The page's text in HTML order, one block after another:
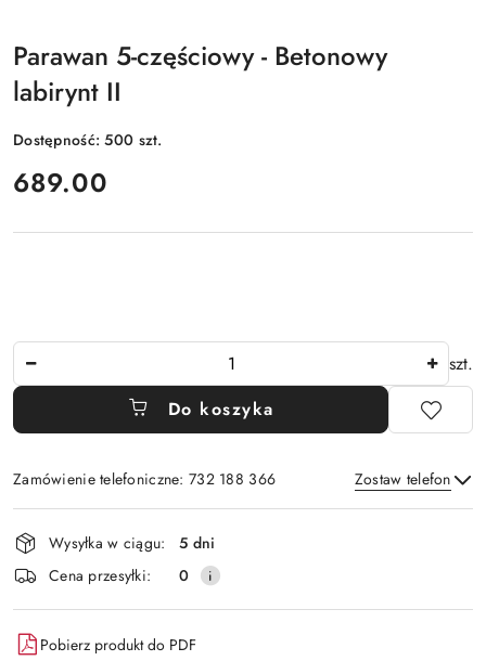
Parawan 5-częściowy - Betonowy
labirynt II
Dostępność:500 szt.
cena:
689.00
szt.
Do koszyka
Zamówienie telefoniczne: 732 188 366 Zostaw telefon
Wyślij
Dostępność
i
dostawa
Wysyłka w ciągu:
5 dni
Cena przesyłki:
0
Pobierz produkt do PDF